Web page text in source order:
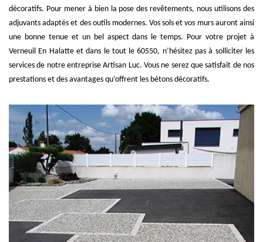
décoratifs. Pour mener à bien la pose des revêtements, nous utilisons des
adjuvants adaptés et des outils modernes. Vos sols et vos murs auront ainsi
une bonne tenue et un bel aspect dans le temps. Pour votre projet à
Verneuil En Halatte et dans le tout le 60550, n’hésitez pas à solliciter les
services de notre entreprise Artisan Luc. Vous ne serez que satisfait de nos
prestations et des avantages qu’offrent les bétons décoratifs.